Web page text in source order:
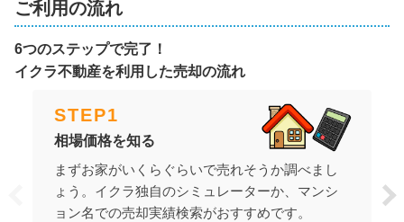
ご利用の流れ
6つのステップで完了！
イクラ不動産を利用した売却の流れ
STEP1
相場価格を知る
まずお家がいくらぐらいで売れそうか調べまし
ょう。イクラ独自のシミュレーターか、マンシ
ョン名での売却実績検索がおすすめです。